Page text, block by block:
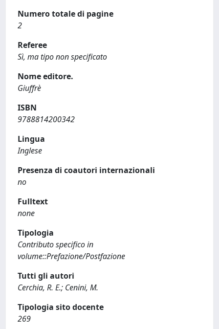
Numero totale di pagine
2
Referee
Sì, ma tipo non specificato
Nome editore.
Giuffrè
ISBN
9788814200342
Lingua
Inglese
Presenza di coautori internazionali
no
Fulltext
none
Tipologia
Contributo specifico in
volume::Prefazione/Postfazione
Tutti gli autori
Cerchia, R. E.; Cenini, M.
Tipologia sito docente
269